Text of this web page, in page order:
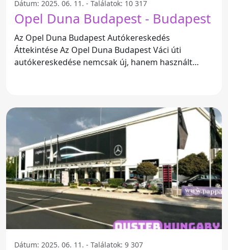
Dátum: 2025. 06. 11. - Találatok: 10 317
Opel Duna Budapest - Budapest
Az Opel Duna Budapest Autókereskedés
Áttekintése Az Opel Duna Budapest Váci úti
autókereskedése nemcsak új, hanem használt
Dátum: 2025. 06. 11. - Találatok: 9 307